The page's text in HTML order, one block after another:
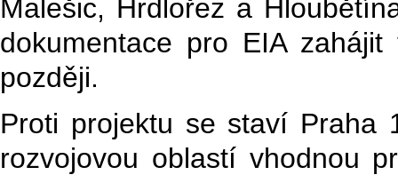
Malešic, Hrdlořez a
dokumentace pro EIA
později.
Proti projektu se staví Praha
rozvojovou oblastí vhodnou